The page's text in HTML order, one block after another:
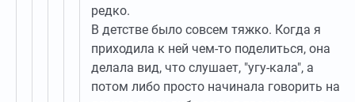
редко.
В детстве было совсем тяжко. Когда я
приходила к ней чем-то поделиться, она
делала вид, что слушает, "угу-кала", а
потом либо просто начинала говорить на